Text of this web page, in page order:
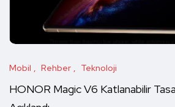
Mobil Rehber Teknoloji
HONOR Magic V6 Katlanabilir